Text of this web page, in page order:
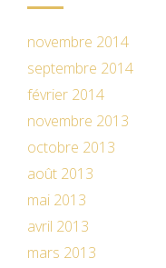
novembre 2014
septembre 2014
février 2014
novembre 2013
octobre 2013
août 2013
mai 2013
avril 2013
mars 2013